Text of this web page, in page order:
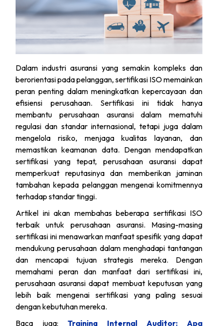
Dalam industri asuransi yang semakin kompleks dan
berorientasi pada pelanggan, sertifikasi ISO memainkan
peran penting dalam meningkatkan kepercayaan dan
efisiensi perusahaan. Sertifikasi ini tidak hanya
membantu perusahaan asuransi dalam mematuhi
regulasi dan standar internasional, tetapi juga dalam
mengelola risiko, menjaga kualitas layanan, dan
memastikan keamanan data. Dengan mendapatkan
sertifikasi yang tepat, perusahaan asuransi dapat
memperkuat reputasinya dan memberikan jaminan
tambahan kepada pelanggan mengenai komitmennya
terhadap standar tinggi.
Artikel ini akan membahas beberapa sertifikasi ISO
terbaik untuk perusahaan asuransi. Masing-masing
sertifikasi ini menawarkan manfaat spesifik yang dapat
mendukung perusahaan dalam menghadapi tantangan
dan mencapai tujuan strategis mereka. Dengan
memahami peran dan manfaat dari sertifikasi ini,
perusahaan asuransi dapat membuat keputusan yang
lebih baik mengenai sertifikasi yang paling sesuai
dengan kebutuhan mereka.
Baca juga: Training Internal Auditor: Apa